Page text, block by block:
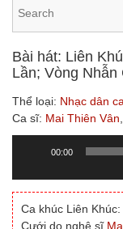
Bài hát: Liên
Lần; Vòng Nhẫn
Thể loại: Nhạc dân
Ca sĩ: Mai Thiên Vân
00:00
Ca khúc Liên
Cưới do nghệ sĩ